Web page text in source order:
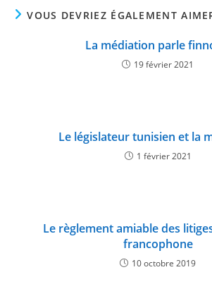
VOUS DEVRIEZ ÉGALEMENT
La médiation parle
19 février 2021
Le législateur tunisien et la
1 février 2021
Le règlement amiable des
francophone
10 octobre 2019